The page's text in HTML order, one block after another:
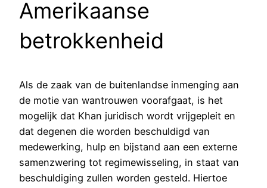
Amerikaanse
betrokkenheid
Als de zaak van de buitenlandse inmenging aan
de motie van wantrouwen voorafgaat, is het
mogelijk dat Khan juridisch wordt vrijgepleit en
dat degenen die worden beschuldigd van
medewerking, hulp en bijstand aan een externe
samenzwering tot regimewisseling, in staat van
beschuldiging zullen worden gesteld. Hiertoe